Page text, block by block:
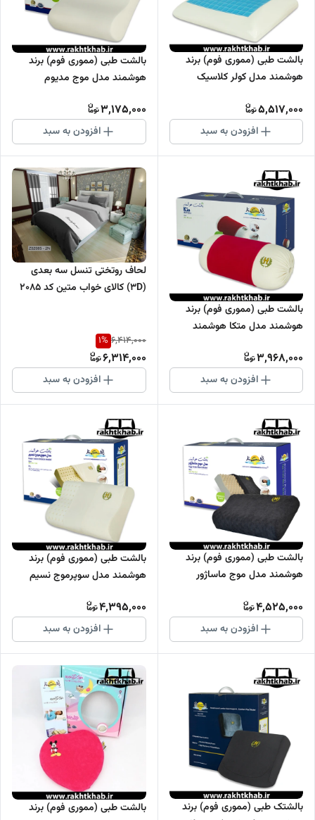
بالشت طبی (مموری فوم) برند
هوشمند مدل کولر کلاسیک
5,517,000
افزودن به سبد
بالشت طبی (مموری فوم) برند
هوشمند مدل موج مدیوم
3,175,000
افزودن به سبد
بالشت طبی (مموری فوم) برند
هوشمند مدل متکا هوشمند
3,968,000
افزودن به سبد
لحاف روتختی تنسل سه بعدی
(3D) کالای خواب متین کد 2085
6,414,000
1%
6,314,000
افزودن به سبد
بالشت طبی (مموری فوم) برند
هوشمند مدل موج ماساژور
4,525,000
افزودن به سبد
بالشت طبی (مموری فوم) برند
هوشمند مدل سوپرموج نسیم
4,395,000
افزودن به سبد
بالشتک طبی (مموری فوم) برند
بالشت طبی (مموری فوم) برند